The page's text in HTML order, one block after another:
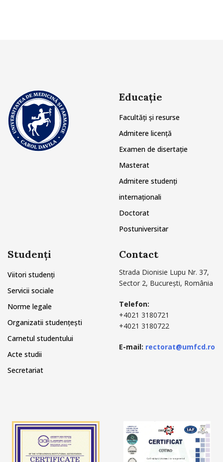
Educație
Facultăți și resurse
Admitere licență
Examen de disertație
Masterat
Admitere studenți
internaționali
Doctorat
Postuniversitar
Studenți
Viitori studenți
Servicii sociale
Norme legale
Organizatii studențești
Carnetul studentului
Acte studii
Secretariat
Contact
Strada Dionisie Lupu Nr. 37,
Sector 2, București, România
Telefon:
+4021 3180721
+4021 3180722
E-mail: rectorat@umfcd.ro